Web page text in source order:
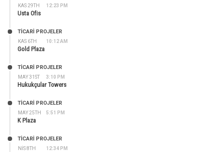
KAS 29TH 12:23 PM
Usta Ofis
KAS 6TH 10:12 AM
TİCARİ PROJELER
Gold Plaza
MAY 31ST 3:10 PM
TİCARİ PROJELER
Hukukçular Towers
MAY 25TH 5:51 PM
TİCARİ PROJELER
K Plaza
NIS 8TH 12:34 PM
TİCARİ PROJELER